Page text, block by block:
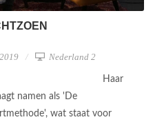
Nederland 2
Haar
namen als 'De
wat staat voor